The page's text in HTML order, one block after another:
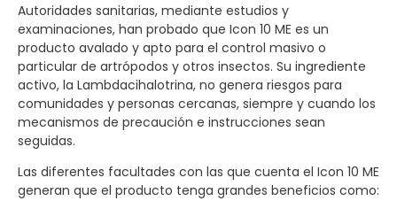
Autoridades sanitarias, mediante estudios y
examinaciones, han probado que Icon 10 ME es un
producto avalado y apto para el control masivo o
particular de artrópodos y otros insectos. Su ingrediente
activo, la Lambdacihalotrina, no genera riesgos para
comunidades y personas cercanas, siempre y cuando los
mecanismos de precaución e instrucciones sean
seguidas.
Las diferentes facultades con las que cuenta el Icon 10 ME
generan que el producto tenga grandes beneficios como: